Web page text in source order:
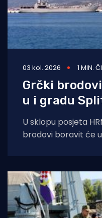
03 kol. 2026 1 MIN.
Grčki
u i gradu
U sklopu posjeta
brodovi boravit će